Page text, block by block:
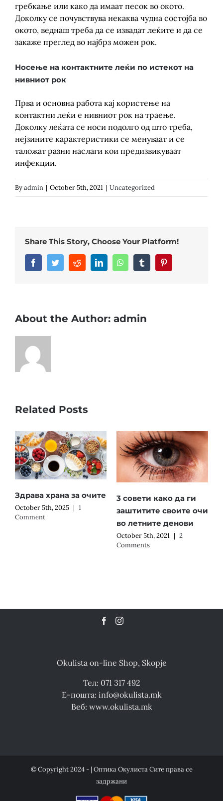
гребкање или како да имаат песок во окото.
Доколку се почувствува некаква чудна состојба во
окото, веднаш треба да се извадат леќите и да се
закаже преглед во најбрз можен рок.
Носење на контактните леќи по истекот на
нивниот рок
Прва и основна работа кај користење на
контактни леќи е нивниот рок на траење.
Доколку леќата се носи подолго од што треба,
нејзините карактеристики се менуваат и се
таложат разни наслаги кои предизвикуваат
инфекции.
Byadmin | October 5th, 2021 | Uncategorized
Share This Story, Choose Your Platform!
FacebookTwitterRedditLinkedInWhatsAppTumblr
About the Author: admin
Related Posts
Здрава храна за очите
October 5th, 2025 | 1
Comment
3 совети како да ги
заштитите своите очи
во летните денови
October 5th, 2021 | 2
Comments
Okulista on-line Shop, Skopje
Тел: 071 317 492
Е-пошта: info@okulista.mk
Веб: www.okulista.mk
© Copyright 2024 - | Оптика Окулиста Сите права се
задржани